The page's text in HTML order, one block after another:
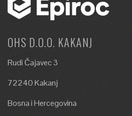
OHS D.O.O. KAKANJ
Rudi Čajavec 3
72240 Kakanj
Bosna i Hercegovina